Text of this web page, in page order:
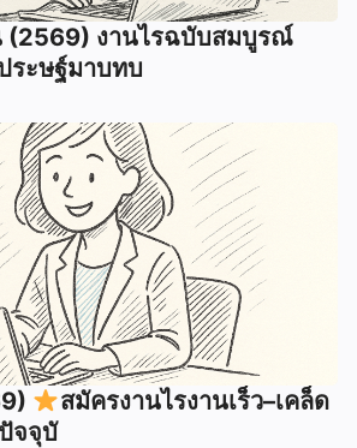
(2569) งานไรฉบับสมบูรณ์
ะษฐ์มาบทบ
สมัครงานไรงานเร็ว–เคล็ด
จจุบั